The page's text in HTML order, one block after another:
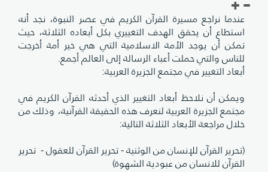
عندما نراجع مسيرة القرآن الكريم في عصر النبوة، نجد أنه
استطاع أن يحقق الهدف التغييري بكل أبعاده الثلاثة، حيث
تمكن أن يوجد الأمة الاسلامية التي هي خير أمة أخرجت
للناس والتي حملت أعباء الرسالة إلى العالم أجمع.
أبعاد التغيير في مجتمع الجزيرة العربية:
ويمكن أن نلاحظ أبعاد التغيير الذي أحدثه القرآن الكريم في
مجتمع الجزيرة العربية لنعرف هذه الحقيقة القرآنية، وذلك من
خلال مراجعة الأبعاد الثلاثة التالية:
(تحرير القرآن للإنسان من الوثنية - تحرير القرآن للعقول - تحرير
القرآن للانسان من عبودية الشهوة)